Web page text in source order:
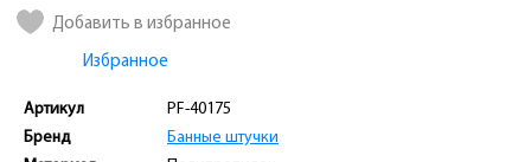
Добавить в избранное
Избранное
Артикул
PF-40175
Бренд
Банные штучки